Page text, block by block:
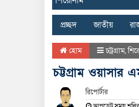
প্রচ্ছদ জাতীয়
হোম চট্রগ্রাম,
চট্টগ্রাম
রিপোর্টার